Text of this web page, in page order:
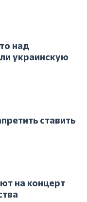
над
украинскую
ставить
на концерт